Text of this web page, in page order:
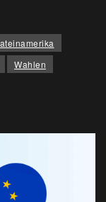
Wahlen